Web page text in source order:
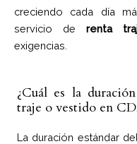
creciendo cada día
servicio derenta
exigencias.
¿Cuál es la
traje o vestido en
La duración estándar